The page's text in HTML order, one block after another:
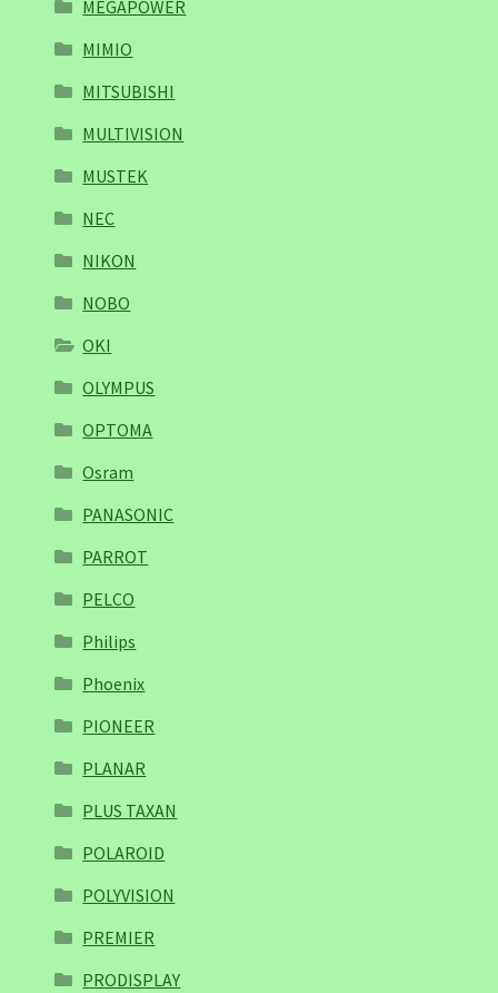
MEGAPOWER
MIMIO
MITSUBISHI
MULTIVISION
MUSTEK
NEC
NIKON
NOBO
OKI
OLYMPUS
OPTOMA
Osram
PANASONIC
PARROT
PELCO
Philips
Phoenix
PIONEER
PLANAR
PLUS TAXAN
POLAROID
POLYVISION
PREMIER
PRODISPLAY